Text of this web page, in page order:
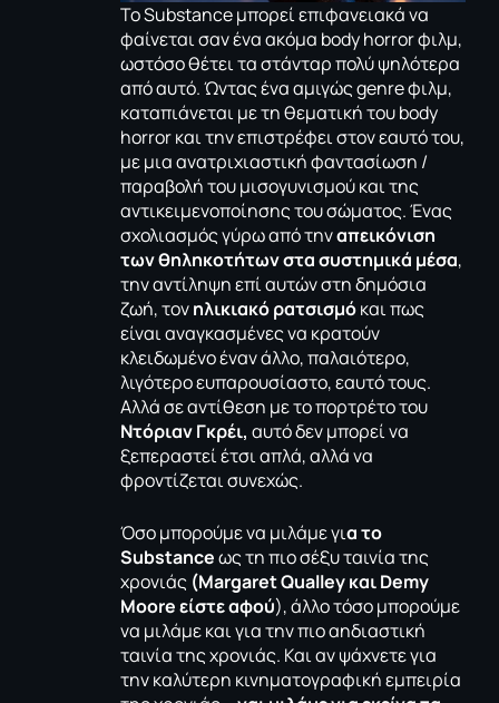
Το Substance μπορεί επιφανειακά να
φαίνεται σαν ένα ακόμα body horror φιλμ,
ωστόσο θέτει τα στάνταρ πολύ ψηλότερα
από αυτό. Ώντας ένα αμιγώς genre φιλμ,
καταπιάνεται με τη θεματική του body
horror και την επιστρέφει στον εαυτό του,
με μια ανατριχιαστική φαντασίωση /
παραβολή του μισογυνισμού και της
αντικειμενοποίησης του σώματος. Ένας
σχολιασμός γύρω από τηναπεικόνιση
των θηληκοτήτων στα συστημικά μέσα,
την αντίληψη επί αυτών στη δημόσια
ζωή, τονηλικιακό ρατσισμόκαι πως
είναι αναγκασμένες να κρατούν
κλειδωμένο έναν άλλο, παλαιότερο,
λιγότερο ευπαρουσίαστο, εαυτό τους.
Αλλά σε αντίθεση με το πορτρέτο του
Ντόριαν Γκρέι, αυτό δεν μπορεί να
ξεπεραστεί έτσι απλά, αλλά να
φροντίζεται συνεχώς.
Όσο μπορούμε να μιλάμε για το
Substanceως τη πιο σέξυ ταινία της
χρονιάς (Margaret Qualley και Demy
Moore είστε αφού), άλλο τόσο μπορούμε
να μιλάμε και για την πιο αηδιαστική
ταινία της χρονιάς. Και αν ψάχνετε για
την καλύτερη κινηματογραφική εμπειρία